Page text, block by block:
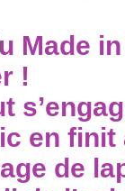
Made
!
en
de